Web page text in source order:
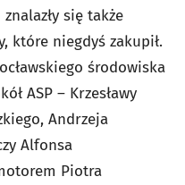
się także
które niegdyś zakupił.
środowiska
ASP – Krzesławy
Andrzeja
Alfonsa
Piotra